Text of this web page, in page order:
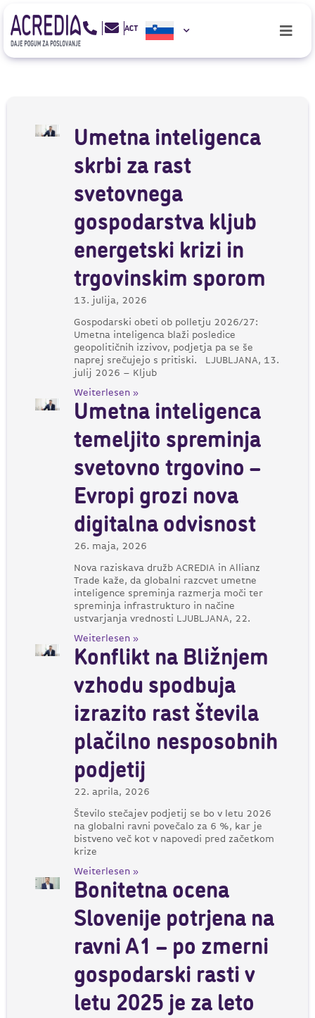
Umetna inteligenca
skrbi za rast
svetovnega
gospodarstva kljub
energetski krizi in
trgovinskim sporom
13. julija, 2026
Gospodarski obeti ob polletju 2026/27:
Umetna inteligenca blaži posledice
geopolitičnih izzivov, podjetja pa se še
naprej srečujejo s pritiski. LJUBLJANA, 13.
julij 2026 – Kljub
Weiterlesen »
Umetna inteligenca
temeljito spreminja
svetovno trgovino –
Evropi grozi nova
digitalna odvisnost
26. maja, 2026
Nova raziskava družb ACREDIA in Allianz
Trade kaže, da globalni razcvet umetne
inteligence spreminja razmerja moči ter
spreminja infrastrukturo in načine
ustvarjanja vrednosti LJUBLJANA, 22.
Weiterlesen »
Konflikt na Bližnjem
vzhodu spodbuja
izrazito rast števila
plačilno nesposobnih
podjetij
22. aprila, 2026
Število stečajev podjetij se bo v letu 2026
na globalni ravni povečalo za 6 %, kar je
bistveno več kot v napovedi pred začetkom
krize
Weiterlesen »
Bonitetna ocena
Slovenije potrjena na
ravni A1 – po zmerni
gospodarski rasti v
letu 2025 je za leto